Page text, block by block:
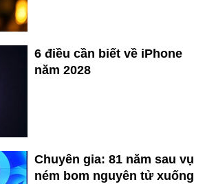
6 điều cần biết về iPhone
năm 2028
Chuyên gia: 81 năm sau vụ
ném bom nguyên tử xuống